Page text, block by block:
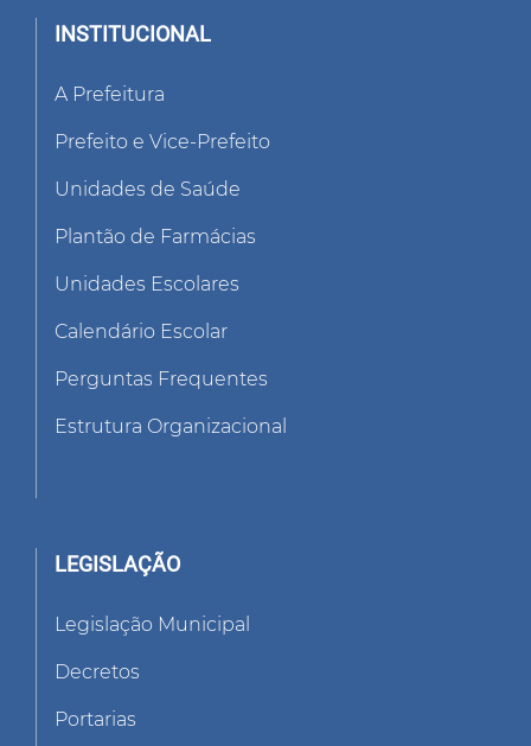
INSTITUCIONAL
A Prefeitura
Prefeito e Vice-Prefeito
Unidades de Saúde
Plantão de Farmácias
Unidades Escolares
Calendário Escolar
Perguntas Frequentes
Estrutura Organizacional
LEGISLAÇÃO
Legislação Municipal
Decretos
Portarias